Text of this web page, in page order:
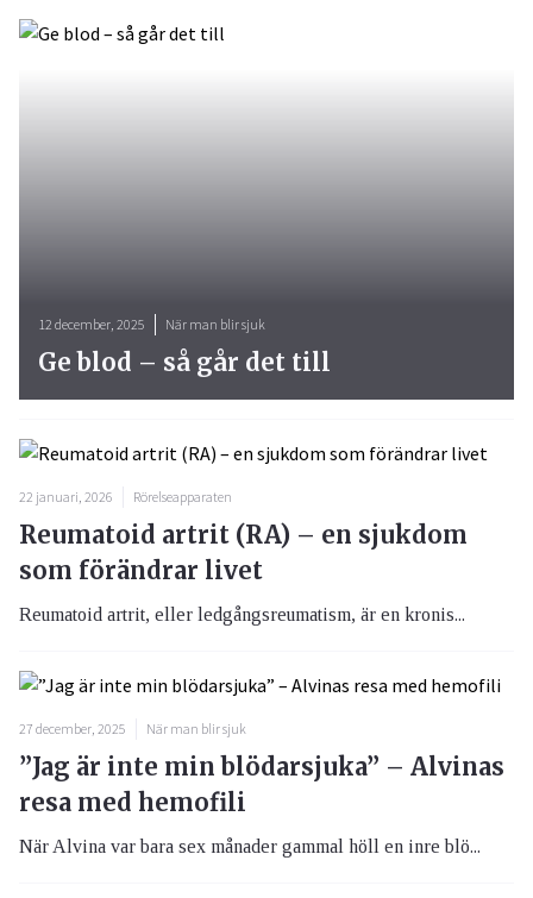
22 januari, 2026 Rörelseapparaten
Reumatoid artrit (RA) – en sjukdom
som förändrar livet
Reumatoid artrit, eller ledgångsreumatism, är en kronis...
27 december, 2025 När man blir sjuk
”Jag är inte min blödarsjuka” – Alvinas
resa med hemofili
När Alvina var bara sex månader gammal höll en inre blö...
12 december, 2025 När man blir sjuk
Ge blod – så går det till